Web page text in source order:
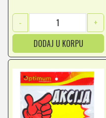
-
+
DODAJ U KORPU